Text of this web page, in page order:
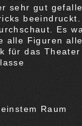
sehr gut
Es
alle Figuren
für das Theater
Raum